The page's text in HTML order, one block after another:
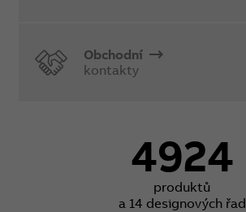
Obchodní
kontakty
4924
produktů
a 14 designových řad